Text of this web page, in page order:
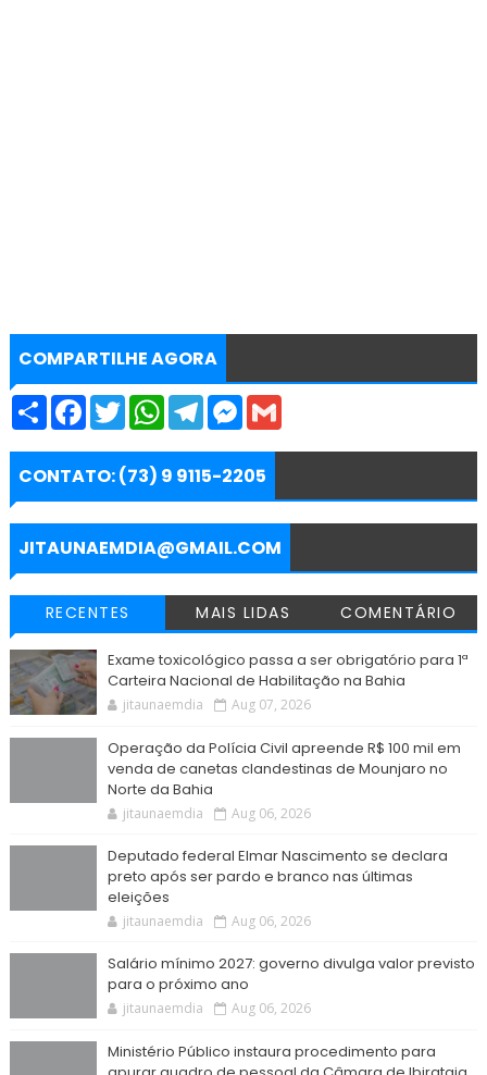
COMPARTILHE AGORA
S
r
e
F
e
b
o
k
T
w
t
t
e
r
W
t
s
p
p
T
e
g
a
m
M
s
e
g
e
r
G
i
CONTATO: (73) 9 9115-2205
JITAUNAEMDIA@GMAIL.COM
RECENTES MAIS LIDAS COMENTÁRIO
Exame toxicológico passa a ser obrigatório para 1ª
Carteira Nacional de Habilitação na Bahia
jitaunaemdia Aug 07, 2026
Operação da Polícia Civil apreende R$ 100 mil em
venda de canetas clandestinas de Mounjaro no
Norte da Bahia
jitaunaemdia Aug 06, 2026
Deputado federal Elmar Nascimento se declara
preto após ser pardo e branco nas últimas
eleições
jitaunaemdia Aug 06, 2026
Salário mínimo 2027: governo divulga valor previsto
para o próximo ano
jitaunaemdia Aug 06, 2026
Ministério Público instaura procedimento para